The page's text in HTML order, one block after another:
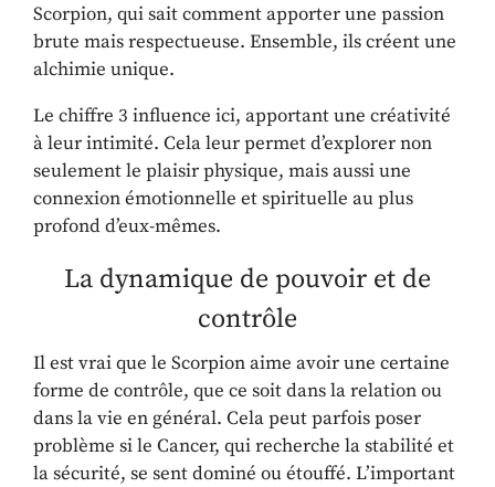
Scorpion, qui sait comment apporter une passion
brute mais respectueuse. Ensemble, ils créent une
alchimie unique.
Le chiffre 3 influence ici, apportant une créativité
à leur intimité. Cela leur permet d’explorer non
seulement le plaisir physique, mais aussi une
connexion émotionnelle et spirituelle au plus
profond d’eux-mêmes.
La dynamique de pouvoir et de
contrôle
Il est vrai que le Scorpion aime avoir une certaine
forme de contrôle, que ce soit dans la relation ou
dans la vie en général. Cela peut parfois poser
problème si le Cancer, qui recherche la stabilité et
la sécurité, se sent dominé ou étouffé. L’important